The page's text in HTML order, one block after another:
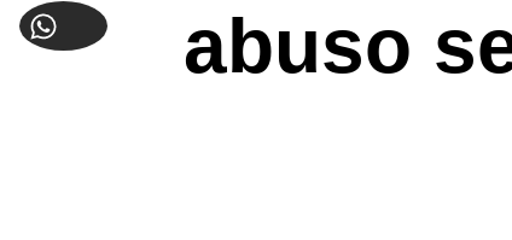
abuso